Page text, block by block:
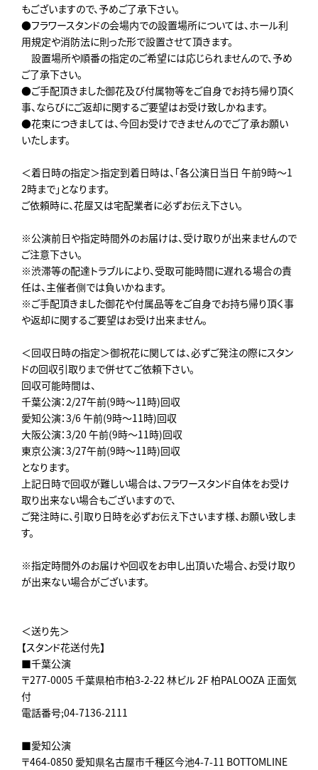
もございますので、予めご了承下さい。
●フラワースタンドの会場内での設置場所については、ホール利
用規定や消防法に則った形で設置させて頂きます。
設置場所や順番の指定のご希望には応じられませんので、予め
ご了承下さい。
●ご手配頂きました御花及び付属物等をご自身でお持ち帰り頂く
事、ならびにご返却に関するご要望はお受け致しかねます。
●花束につきましては、今回お受けできませんのでご了承お願い
いたします。
＜着日時の指定＞指定到着日時は、「各公演日当日 午前9時～1
2時まで」となります。
ご依頼時に、花屋又は宅配業者に必ずお伝え下さい。
※公演前日や指定時間外のお届けは、受け取りが出来ませんので
ご注意下さい。
※渋滞等の配達トラブルにより、受取可能時間に遅れる場合の責
任は、主催者側では負いかねます。
※ご手配頂きました御花や付属品等をご自身でお持ち帰り頂く事
や返却に関するご要望はお受け出来ません。
＜回収日時の指定＞御祝花に関しては、必ずご発注の際にスタン
ドの回収引取りまで併せてご依頼下さい。
回収可能時間は、
千葉公演：2/27午前(9時～11時)回収
愛知公演：3/6 午前(9時～11時)回収
大阪公演：3/20 午前(9時～11時)回収
東京公演：3/27午前(9時～11時)回収
となります。
上記日時で回収が難しい場合は、フラワースタンド自体をお受け
取り出来ない場合もございますので、
ご発注時に、引取り日時を必ずお伝え下さいます様、お願い致しま
す。
※指定時間外のお届けや回収をお申し出頂いた場合、お受け取り
が出来ない場合がございます。
＜送り先＞
【スタンド花送付先】
■千葉公演
〒277-0005 千葉県柏市柏3-2-22 林ビル 2F 柏PALOOZA 正面気
付
電話番号;04-7136-2111
■愛知公演
〒464-0850 愛知県名古屋市千種区今池4-7-11 BOTTOMLINE